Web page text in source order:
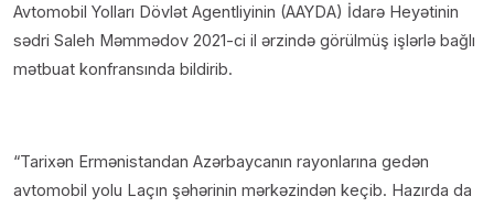
Avtomobil Yolları Dövlət Agentliyinin (AAYDA) İdarə Heyətinin
sədri Saleh Məmmədov 2021-ci il ərzində görülmüş işlərlə bağlı
mətbuat konfransında bildirib.
“Tarixən Ermənistandan Azərbaycanın rayonlarına gedən
avtomobil yolu Laçın şəhərinin mərkəzindən keçib. Hazırda da